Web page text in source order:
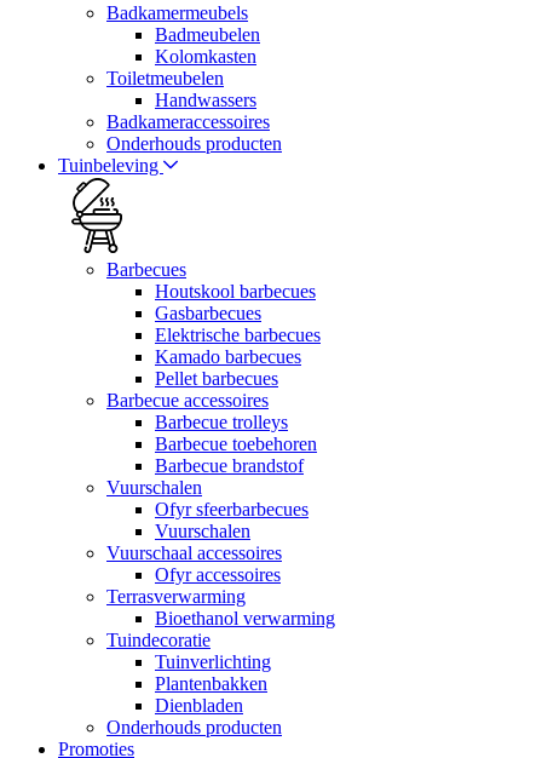
Badkamermeubels
Badmeubelen
Kolomkasten
Toiletmeubelen
Handwassers
Badkameraccessoires
Onderhouds producten
Tuinbeleving
Barbecues
Houtskool barbecues
Gasbarbecues
Elektrische barbecues
Kamado barbecues
Pellet barbecues
Barbecue accessoires
Barbecue trolleys
Barbecue toebehoren
Barbecue brandstof
Vuurschalen
Ofyr sfeerbarbecues
Vuurschalen
Vuurschaal accessoires
Ofyr accessoires
Terrasverwarming
Bioethanol verwarming
Tuindecoratie
Tuinverlichting
Plantenbakken
Dienbladen
Onderhouds producten
Promoties